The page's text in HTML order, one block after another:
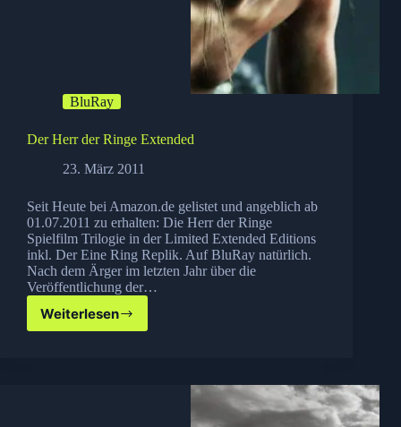
BluRay
Der Herr der Ringe Extended
23. März 2011
Seit Heute bei Amazon.de gelistet und angeblich ab
01.07.2011 zu erhalten: Die Herr der Ringe
Spielfilm Trilogie in der Limited Extended Editions
inkl. Der Eine Ring Replik. Auf BluRay natürlich.
Nach dem Ärger im letzten Jahr über die
Veröffentlichung der…
Weiterlesen
Der